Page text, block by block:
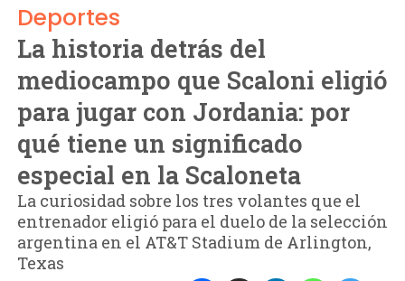
Deportes
La historia detrás del
mediocampo que Scaloni eligió
para jugar con Jordania: por
qué tiene un significado
especial en la Scaloneta
La curiosidad sobre los tres volantes que el
entrenador eligió para el duelo de la selección
argentina en el AT&T Stadium de Arlington,
Texas